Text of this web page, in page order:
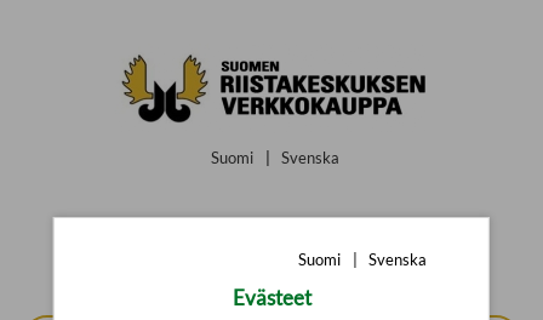
Suomi Svenska
Suomi Svenska
Evästeet